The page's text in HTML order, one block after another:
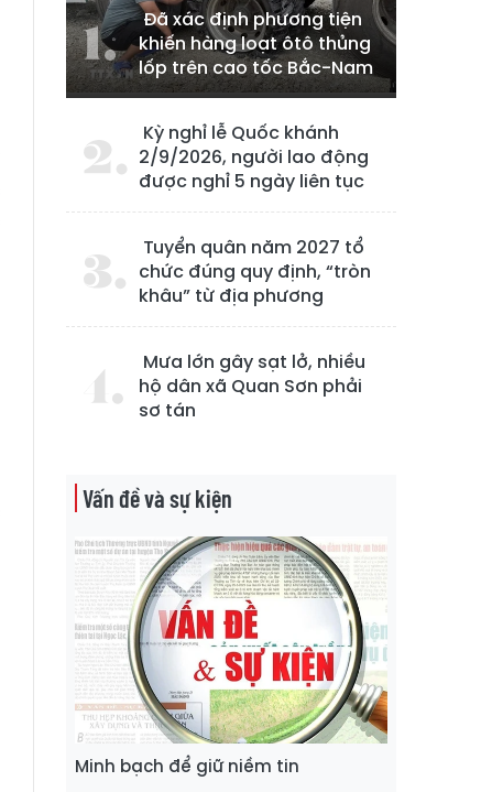
Đã xác định phương tiện
khiến hàng loạt ôtô thủng
lốp trên cao tốc Bắc-Nam
Kỳ nghỉ lễ Quốc khánh
2/9/2026, người lao động
được nghỉ 5 ngày liên tục
Tuyển quân năm 2027 tổ
chức đúng quy định, “tròn
khâu” từ địa phương
Mưa lớn gây sạt lở, nhiều
hộ dân xã Quan Sơn phải
sơ tán
Vấn đề và sự kiện
Minh bạch để giữ niềm tin